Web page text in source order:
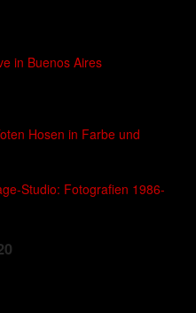
in Buenos Aires
Hosen in Farbe und
Studio: Fotografien 1986-